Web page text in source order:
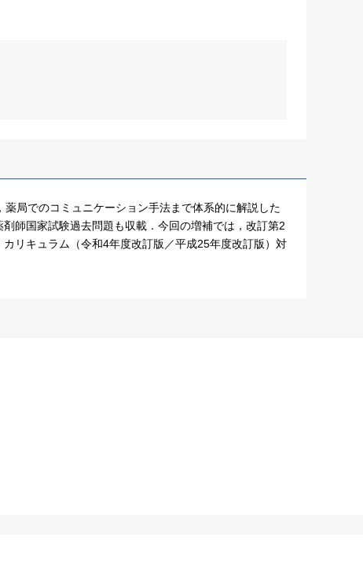
局でのコミュニケーション手法まで体系的に解説した
師国家試験過去問題も収載．今回の増補では，改訂第2
リキュラム（令和4年度改訂版／平成25年度改訂版）対